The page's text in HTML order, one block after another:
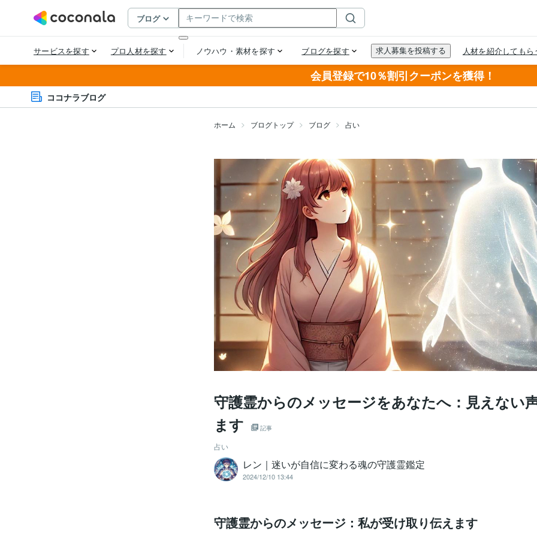
会員登録で10％割引クーポンを獲得！
ココナラブログ
ホーム ブログトップ ブログ 占い
守護霊からのメッセージをあなたへ：見えない
ます
記事
占い
レン｜迷いが自信に変わる魂の守護霊鑑定
2024/12/10 13:44
守護霊からのメッセージ：私が受け取り伝えます